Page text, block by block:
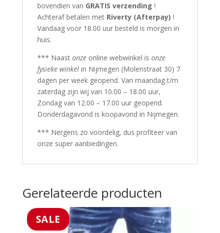
bovendien van GRATIS verzending !
Achteraf betalen met Riverty (Afterpay) !
Vandaag voor 18.00 uur besteld is morgen in
huis.
*** Naast onzeonline webwinkel is onze
fysieke winkelin Nijmegen (Molenstraat 30) 7
dagen per week geopend. Van maandag t/m
zaterdag zijn wij van 10.00 – 18.00 uur,
Zondag van 12.00 – 17.00 uur geopend.
Donderdagavond is koopavond in Nijmegen.
*** Nergens zo voordelig, dus profiteer van
onze super aanbiedingen.
Gerelateerde producten
SALE